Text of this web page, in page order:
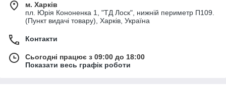
м. Харків
пл. Юрія Кононенка 1, "ТД Лоск", нижній периметр П109.
(Пункт видачі товару), Харків, Україна
Контакти
Сьогодні працює з 09:00 до 18:00
Показати весь графік роботи